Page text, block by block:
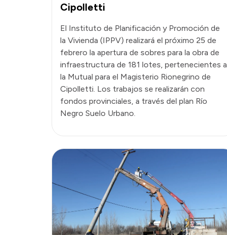
Cipolletti
El Instituto de Planificación y Promoción de
la Vivienda (IPPV) realizará el próximo 25 de
febrero la apertura de sobres para la obra de
infraestructura de 181 lotes, pertenecientes a
la Mutual para el Magisterio Rionegrino de
Cipolletti. Los trabajos se realizarán con
fondos provinciales, a través del plan Río
Negro Suelo Urbano.